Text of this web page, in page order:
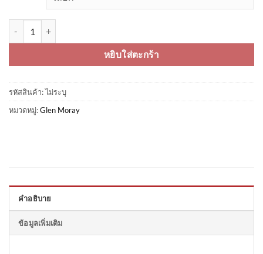
through
หยิบใส่ตะกร้า
รหัสสินค้า:ไม่ระบุ
หมวดหมู่:Glen Moray
คำอธิบาย
ข้อมูลเพิ่มเติม